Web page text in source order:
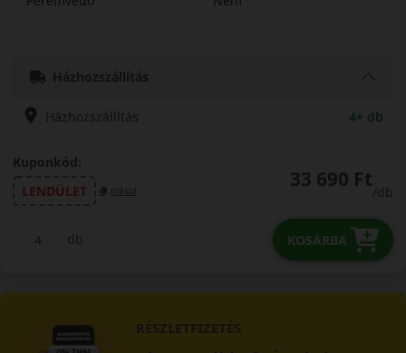
Házhozszállítás
Házhozszállítás 4+ db
Kuponkód:
LENDÜLET
másol 33 690 Ft
/db
db KOSÁRBA
RÉSZLETFIZETÉS